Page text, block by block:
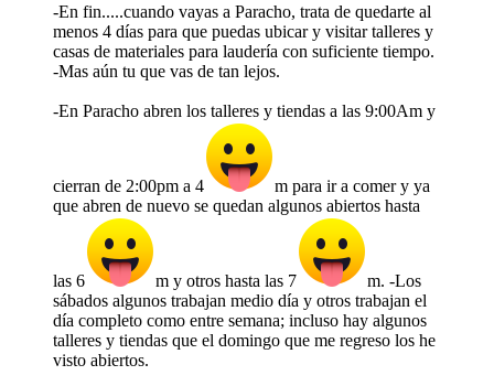
-En fin.....cuando vayas a Paracho, trata de quedarte al
menos 4 días para que puedas ubicar y visitar talleres y
casas de materiales para laudería con suficiente tiempo.
-Mas aún tu que vas de tan lejos.
-En Paracho abren los talleres y tiendas a las 9:00Am y
cierran de 2:00pm a 4
m para ir a comer y ya
que abren de nuevo se quedan algunos abiertos hasta
las 6 m y otros hasta las 7
m. -Los
sábados algunos trabajan medio día y otros trabajan el
día completo como entre semana; incluso hay algunos
talleres y tiendas que el domingo que me regreso los he
visto abiertos.